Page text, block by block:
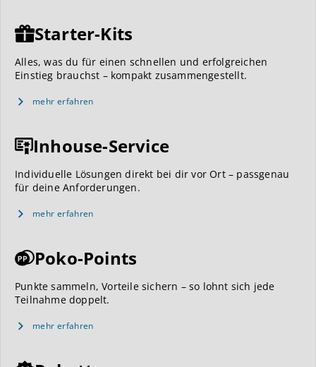
Starter-Kits
Alles, was du für einen schnellen und erfolgreichen
Einstieg brauchst – kompakt zusammengestellt.
mehr erfahren
Inhouse-Service
Individuelle Lösungen direkt bei dir vor Ort – passgenau
für deine Anforderungen.
mehr erfahren
Poko-Points
Punkte sammeln, Vorteile sichern – so lohnt sich jede
Teilnahme doppelt.
mehr erfahren